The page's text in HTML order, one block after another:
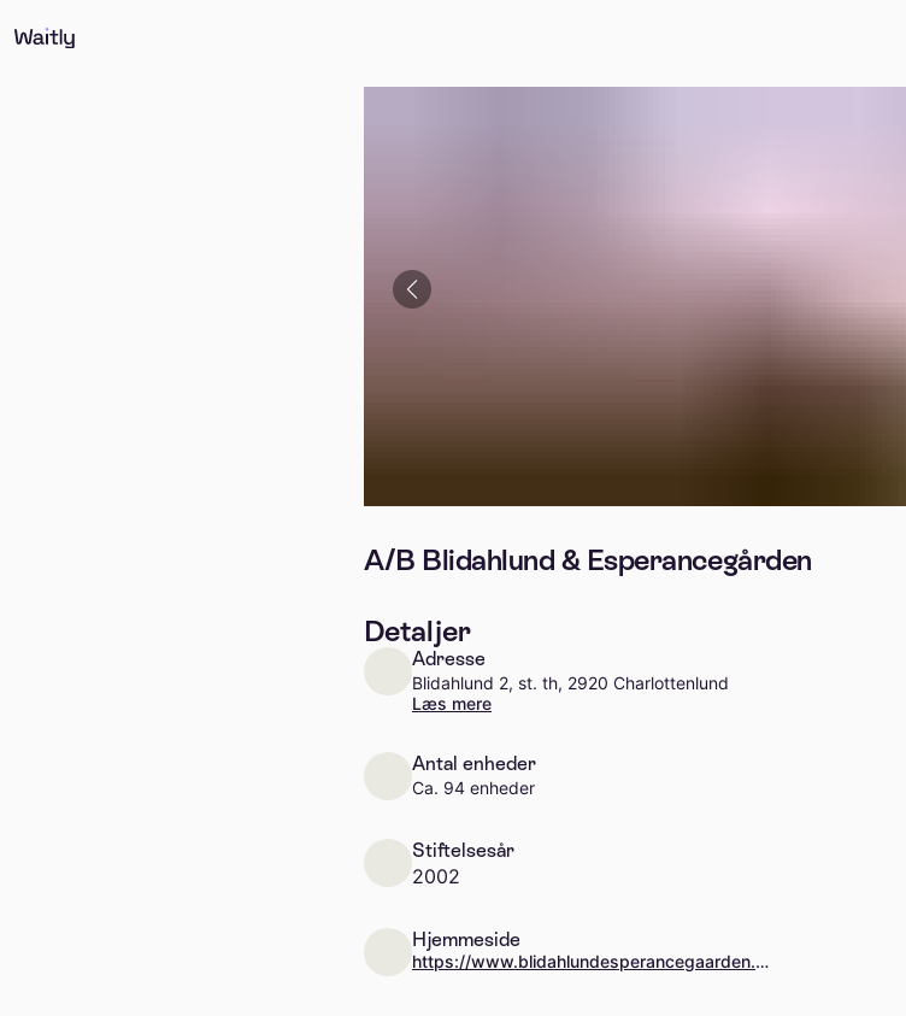
A/B Blidahlund & Esperancegården
Detaljer
Adresse
Blidahlund 2, st. th, 2920 Charlottenlund
Læs mere
Antal enheder
Ca. 94 enheder
Stiftelsesår
2002
Hjemmeside
https://www.blidahlundesperancegaarden.dk/